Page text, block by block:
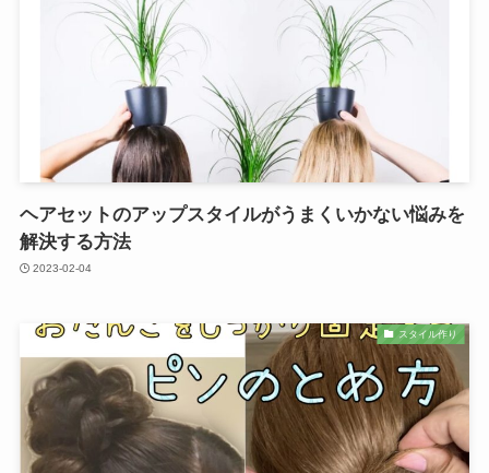
ヘアセットのアップスタイルがうまくいかない悩みを
解決する方法
2023-02-04
スタイル作り